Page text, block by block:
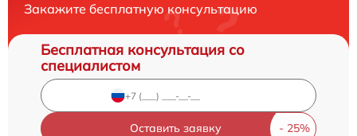
Закажите бесплатную консультацию
Бесплатная консультация со
специалистом
Оставить заявку